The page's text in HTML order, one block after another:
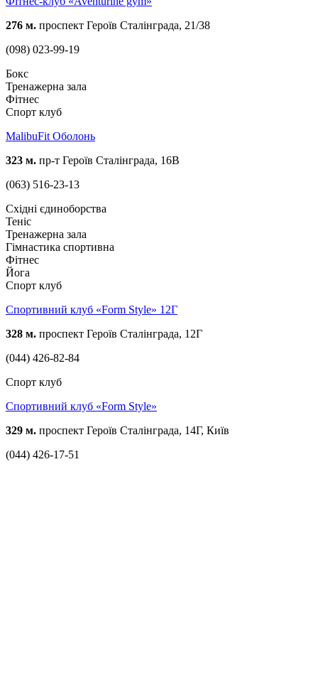
276 м. проспект Героїв Сталінграда, 21/38
(098) 023-99-19
Бокс
Тренажерна зала
Фітнес
Спорт клуб
MalibuFit Оболонь
323 м. пр-т Героїв Сталінграда, 16В
(063) 516-23-13
Східні єдиноборства
Теніс
Тренажерна зала
Гімнастика спортивна
Фітнес
Йога
Спорт клуб
Спортивний клуб «Form Style» 12Г
328 м. проспект Героїв Сталінграда, 12Г
(044) 426-82-84
Спорт клуб
Спортивний клуб «Form Style»
329 м. проспект Героїв Сталінграда, 14Г, Київ
(044) 426-17-51